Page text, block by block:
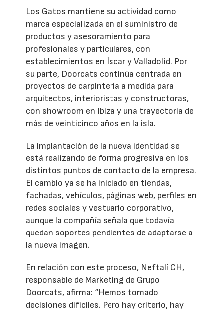
Los Gatos mantiene su actividad como
marca especializada en el suministro de
productos y asesoramiento para
profesionales y particulares, con
establecimientos en Íscar y Valladolid. Por
su parte, Doorcats continúa centrada en
proyectos de carpintería a medida para
arquitectos, interioristas y constructoras,
con showroom en Ibiza y una trayectoria de
más de veinticinco años en la isla.
La implantación de la nueva identidad se
está realizando de forma progresiva en los
distintos puntos de contacto de la empresa.
El cambio ya se ha iniciado en tiendas,
fachadas, vehículos, páginas web, perfiles en
redes sociales y vestuario corporativo,
aunque la compañía señala que todavía
quedan soportes pendientes de adaptarse a
la nueva imagen.
En relación con este proceso, Neftalí CH,
responsable de Marketing de Grupo
Doorcats, afirma: “Hemos tomado
decisiones difíciles. Pero hay criterio, hay